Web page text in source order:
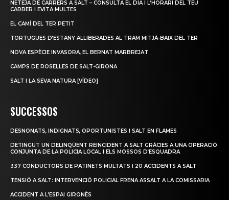
NETEJA DE CARRERS A SALT – CONSULTA EL DIA I L’HORARI DEL TEU
CARRER I EVITA MULTES
EL CAMÍ DEL TER PETIT
TORTUGUES D’ESTANY ALLIBERADES AL TRAM MITJÀ-BAIX DEL TER
NOVA ESPÈCIE INVASORA, EL BERNAT MARBREJAT
CAMPS DE ROSELLES DE SALT-GIRONA
SALT I LA SEVA NATURA [VÍDEO]
SUCCESSOS
DESNONATS, INDIGNATS, OPORTUNISTES I SALT EN FLAMES
DETINGUT UN DELINQÜENT REINCIDENT A SALT GRÀCIES A UNA OPERACIÓ
CONJUNTA DE LA POLICIA LOCAL I ELS MOSSOS D’ESQUADRA
337 CONDUCTORS DE PATINETS MULTATS I 20 ACCIDENTS A SALT
TENSIÓ A SALT: INTERVENCIÓ POLICIAL FRENA ASSALT A LA COMISSARIA
ACCIDENT A L’ESPAI GIRONÈS